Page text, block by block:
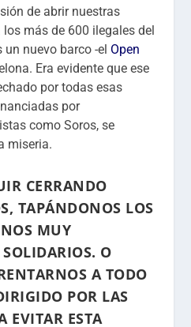
de abrir nuestras
más de 600 ilegales del
nuevo barco -el Open
Era evidente que ese
por todas esas
por
como Soros, se
miseria.
CERRANDO
TAPÁNDONOS LOS
MUY
O
A TODO
POR LAS
EVITAR ESTA